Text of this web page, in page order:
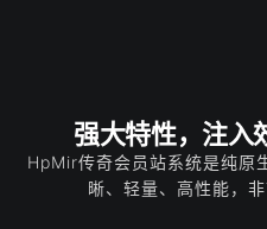
强大特性，注入
HpMir传奇会员站系统是纯原
晰、轻量、高性能，